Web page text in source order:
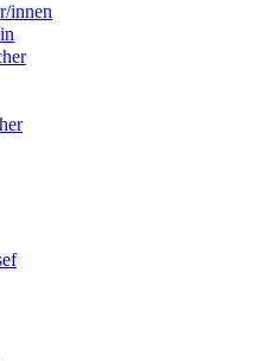
innen